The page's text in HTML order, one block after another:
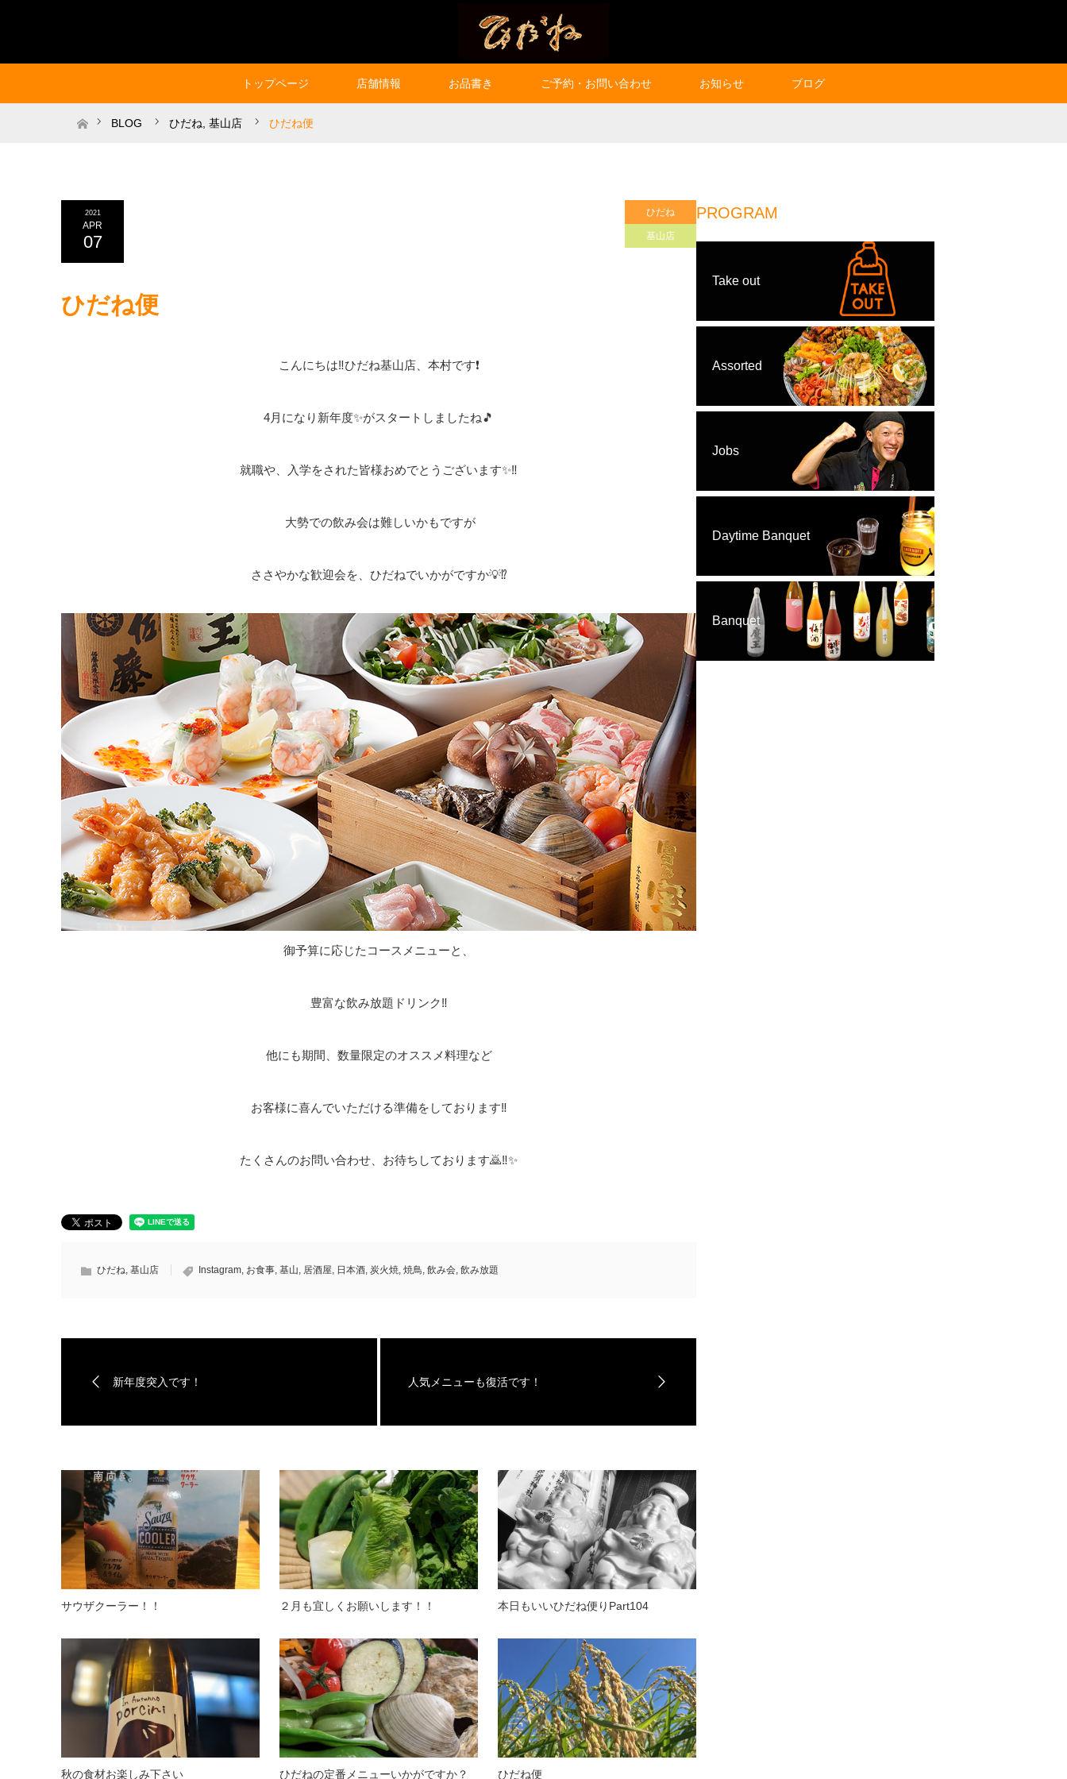
トップページ 店舗情報 お品書き ご予約・お問い合わせ お知らせ ブログ
ホームBLOG ひだね 基山店 ひだね便
2021
APR
07
ひだね
基山店
ひだね便
こんにちは‼️ひだね基山店、本村です❗
4月になり新年度✨がスタートしましたね🎵
就職や、入学をされた皆様おめでとうございます✨‼️
大勢での飲み会は難しいかもですが
ささやかな歓迎会を、ひだねでいかがですか💡⁉️
御予算に応じたコースメニューと、
豊富な飲み放題ドリンク‼️
他にも期間、数量限定のオススメ料理など
お客様に喜んでいただける準備をしております‼️
たくさんのお問い合わせ、お待ちしております🙇‼️✨
ひだね, 基山店 Instagram, お食事, 基山, 居酒屋, 日本酒, 炭火焼, 焼鳥, 飲み会, 飲み放題
新年度突入です！ 人気メニューも復活です！
サウザクーラー！！ ２月も宜しくお願いします！！ 本日もいいひだね便りPart104
秋の食材お楽しみ下さい ひだねの定番メニューいかがですか？ ひだね便
PROGRAM
Take out
Assorted
Jobs
Daytime Banquet
Banquet